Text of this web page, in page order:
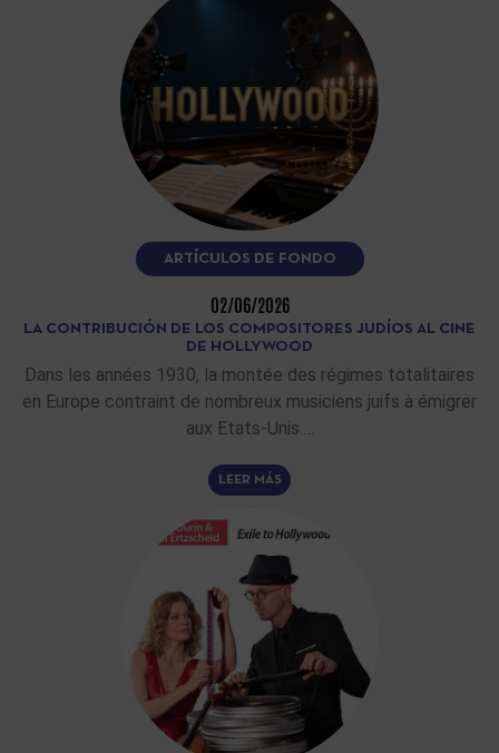
ARTÍCULOS DE FONDO
02/06/2026
LA CONTRIBUCIÓN DE LOS COMPOSITORES JUDÍOS AL CINE
DE HOLLYWOOD
Dans les années 1930, la montée des régimes totalitaires
en Europe contraint de nombreux musiciens juifs à émigrer
aux Etats-Unis.…
LEER MÁS